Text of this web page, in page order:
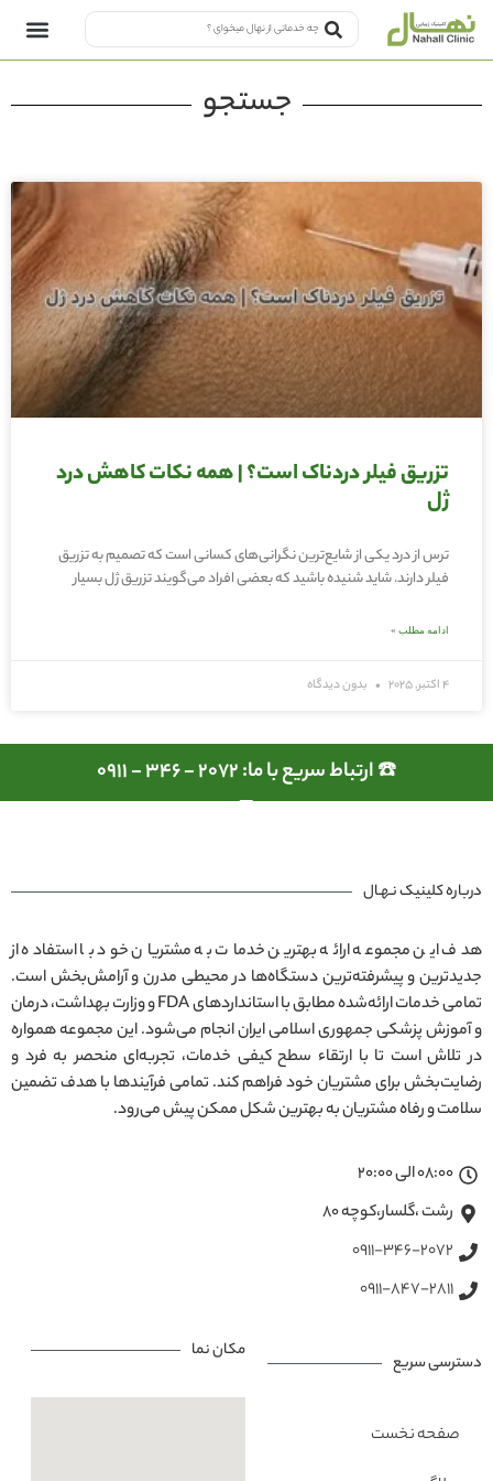
جستجو
تزریق فیلر دردناک است؟ | همه نکات کاهش درد
ژل
ترس از درد یکی از شایع‌ترین نگرانی‌های کسانی است که تصمیم به تزریق
فیلر دارند. شاید شنیده باشید که بعضی افراد می‌گویند تزریق ژل بسیار
ادامه مطلب »
4 اکتبر, 2025 بدون دیدگاه
☎️ ارتباط سریع با ما: 2072 - 346 - 0911
درباره کلینیک نـهـال
هدف این مجموعه ارائه بهترین خدمات به مشتریان خود با استفاده از
جدیدترین و پیشرفته‌ترین دستگاه‌ها در محیطی مدرن و آرامش‌بخش است.
تمامی خدمات ارائه‌شده مطابق با استانداردهای FDA و وزارت بهداشت، درمان
و آموزش پزشکی جمهوری اسلامی ایران انجام می‌شود. این مجموعه همواره
در تلاش است تا با ارتقاء سطح کیفی خدمات، تجربه‌ای منحصر به فرد و
رضایت‌بخش برای مشتریان خود فراهم کند. تمامی فرآیندها با هدف تضمین
سلامت و رفاه مشتریان به بهترین شکل ممکن پیش می‌رود.
08:00 الی 20:00
رشت ،گلسار،کوچه ۸۰
0911-346-2072
0911-847-2811
دسترسی سریع
صفحه نخست
مکان نما